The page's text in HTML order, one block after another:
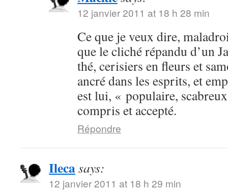
12 janvier 2011 at 18 h 28 min
Ce que je veux dire,
que le cliché répandu d’un
thé, cerisiers en fleurs et
ancré dans les esprits, et
est lui, « populaire,
compris et accepté.
Répondre
Ilecasays:
12 janvier 2011 at 18 h 29 min